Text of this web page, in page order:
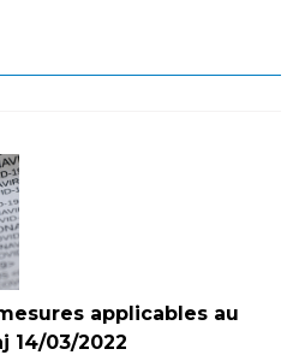
applicables au
14/03/2022